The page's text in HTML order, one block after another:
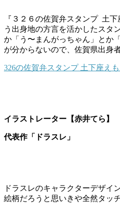
『３２６の佐賀弁スタンプ 土
う出身地の方言を活かしたスタ
か「う〜まんがっちゃん」とか
が分からないので、佐賀県出身
326の佐賀弁スタンプ 土下座え
イラストレーター【赤井てら】
代表作「ドラスレ」
ドラスレのキャラクターデザイ
絵柄だろうと思いきや全然タッ